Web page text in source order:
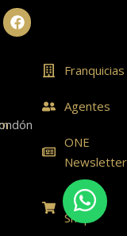
Franquicias
Agentes
ONE
Newsletter
ONE
Shop